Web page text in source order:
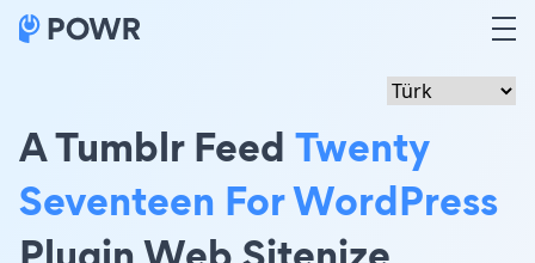
A Tumblr Feed Twenty
Seventeen For WordPress